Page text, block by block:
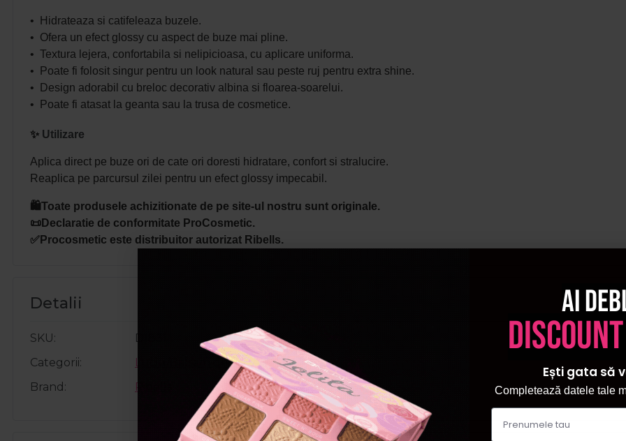
• Hidrateaza si catifeleaza buzele.
• Ofera un efect glossy cu aspect de buze mai pline.
• Textura lejera, confortabila si nelipicioasa, cu aplicare uniforma.
• Poate fi folosit singur pentru un look natural sau peste ruj pentru extra shine.
• Design adorabil cu breloc decorativ albina si floarea-soarelui.
• Poate fi atasat la geanta sau la trusa de cosmetice.
✨ Utilizare
Aplica direct pe buze ori de cate ori doresti hidratare, confort si stralucire.
Reaplica pe parcursul zilei pentru un efect glossy impecabil.
🛍️Toate produsele achizitionate de pe site-ul nostru sunt originale.
📜Declaratie de conformitate ProCosmetic.
✅Procosmetic este distribuitor autorizat Ribells.
Detalii
SKU
D1831
Categorii
Luciu/Balsam de buze
Brand
Ribells
Ai
Ești gata să
Completează datele tale